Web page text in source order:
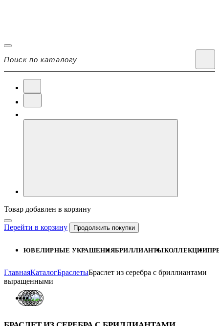
Товар добавлен в корзину
Перейти в корзину Продолжить покупки
ЮВЕЛИРНЫЕ УКРАШЕНИЯБРИЛЛИАНТЫКОЛЛЕКЦИИ
ГлавнаяКаталогБраслетыБраслет из серебра с бриллиантами
выращенными